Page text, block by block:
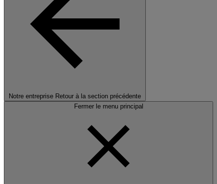
Notre entreprise Retour à la section précédente
Fermer le menu principal